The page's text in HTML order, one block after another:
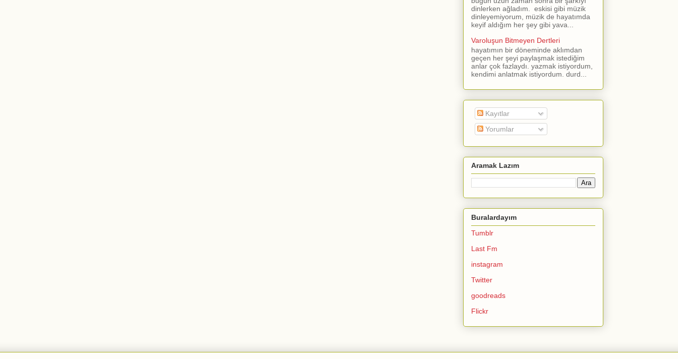
dinlerken ağladım. eskisi gibi müzik
dinleyemiyorum, müzik de hayatımda
keyif aldığım her şey gibi yava...
Varoluşun Bitmeyen Dertleri
hayatımın bir döneminde aklımdan
geçen her şeyi paylaşmak istediğim
anlar çok fazlaydı. yazmak istiyordum,
kendimi anlatmak istiyordum. durd...
Kayıtlar
Yorumlar
Aramak Lazım
Buralardayım
Tumblr
Last Fm
instagram
Twitter
goodreads
Flickr